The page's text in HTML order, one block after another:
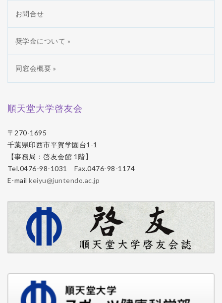
お問合せ
奨学金について »
同窓会概要 »
順天堂大学啓友会
〒270-1695
千葉県印西市平賀学園台1-1
【事務局：啓友会館 1階】
Tel.0476-98-1031 Fax.0476-98-1174
E-mailkeiyu@juntendo.ac.jp